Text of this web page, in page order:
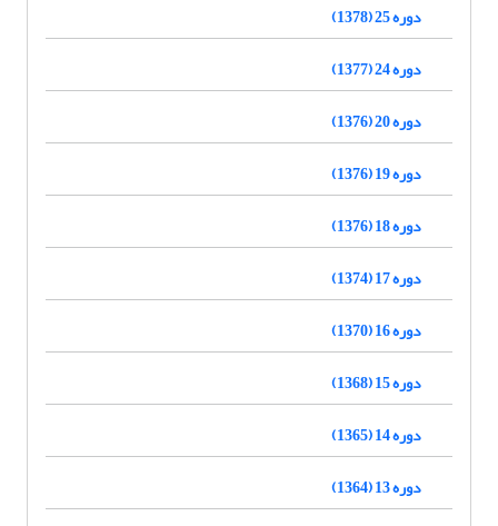
دوره 25 (1378)
دوره 24 (1377)
دوره 20 (1376)
دوره 19 (1376)
دوره 18 (1376)
دوره 17 (1374)
دوره 16 (1370)
دوره 15 (1368)
دوره 14 (1365)
دوره 13 (1364)